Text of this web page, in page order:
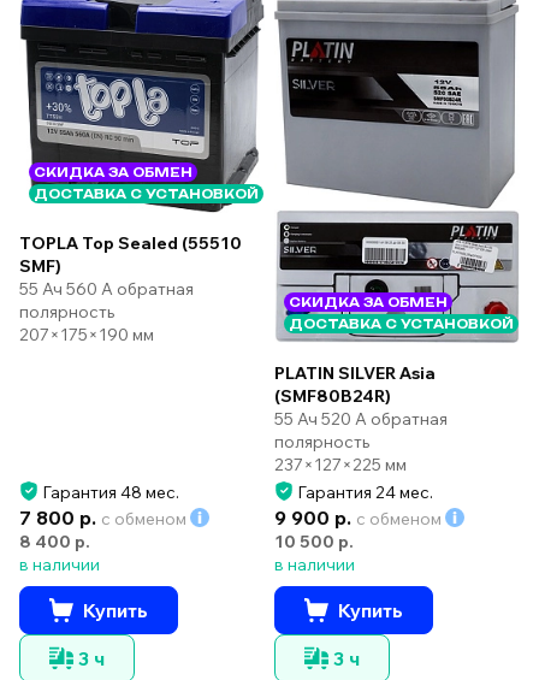
СКИДКА ЗА ОБМЕН
ДОСТАВКА С УСТАНОВКОЙ
TOPLA Top Sealed (55510
SMF)
55 Ач 560 А обратная
полярность
207×175×190 мм
Гарантия 48 мес.
7 800 р. с обменом
8 400 р.
в наличии
Купить
3 ч
СКИДКА ЗА ОБМЕН
ДОСТАВКА С УСТАНОВКОЙ
PLATIN SILVER Asia
(SMF80B24R)
55 Ач 520 А обратная
полярность
237×127×225 мм
Гарантия 24 мес.
9 900 р. с обменом
10 500 р.
в наличии
Купить
3 ч